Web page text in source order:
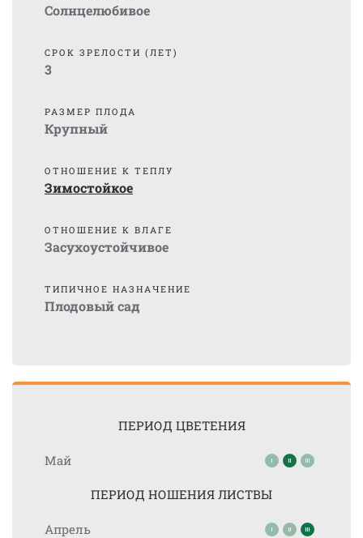
Солнцелюбивое
СРОК ЗРЕЛОСТИ (ЛЕТ)
3
РАЗМЕР ПЛОДА
Крупный
ОТНОШЕНИЕ К ТЕПЛУ
Зимостойкое
ОТНОШЕНИЕ К ВЛАГЕ
Засухоустойчивое
ТИПИЧНОЕ НАЗНАЧЕНИЕ
Плодовый сад
ПЕРИОД ЦВЕТЕНИЯ
Май
ПЕРИОД НОШЕНИЯ ЛИСТВЫ
Апрель